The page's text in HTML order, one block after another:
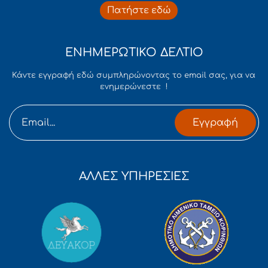
Πατήστε εδώ
ΕΝΗΜΕΡΩΤΙΚΟ ΔΕΛΤΙΟ
Κάντε εγγραφή εδώ συμπληρώνοντας το email σας, για να
ενημερώνεστε !
Εγγραφή
ΑΛΛΕΣ ΥΠΗΡΕΣΙΕΣ